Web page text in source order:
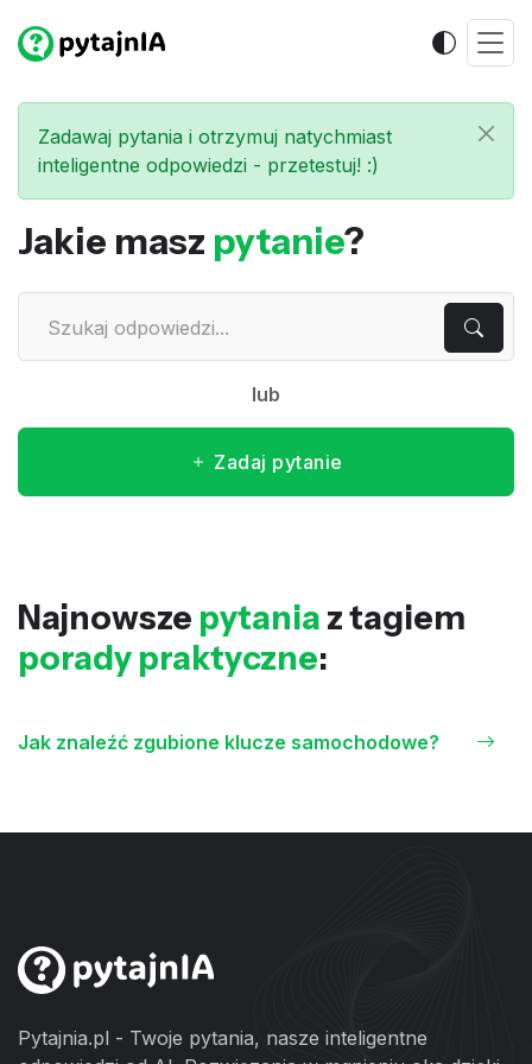
Zadawaj pytania i otrzymuj natychmiast
inteligentne odpowiedzi - przetestuj! :)
Jakie masz pytanie?
lub
Zadaj pytanie
Najnowsze pytania z tagiem
porady praktyczne:
Jak znaleźć zgubione klucze samochodowe?
Pytajnia.pl - Twoje pytania, nasze inteligentne